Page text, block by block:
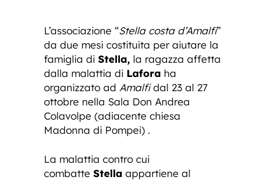
L’associazione “Stella costa d’Amalfi”
da due mesi costituita per aiutare la
famiglia di Stella, la ragazza affetta
dalla malattia di Lafora ha
organizzato ad Amalfidal 23 al 27
ottobre nella Sala Don Andrea
Colavolpe (adiacente chiesa
Madonna di Pompei) .
La malattia contro cui
combatte Stella appartiene al